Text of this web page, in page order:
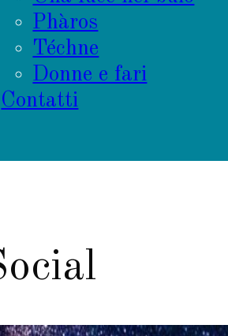
Phàros
Téchne
Donne e fari
Contatti